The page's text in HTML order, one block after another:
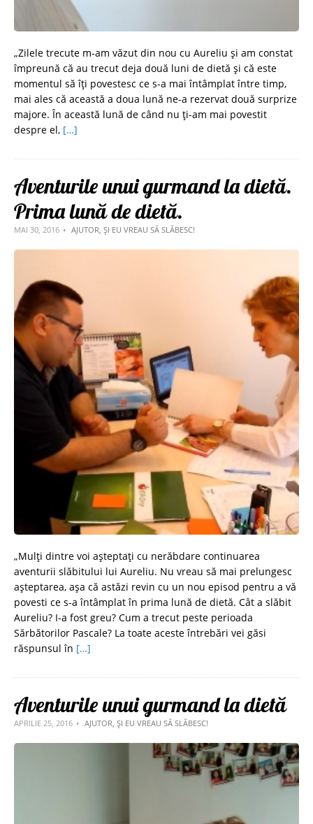
„Zilele trecute m-am văzut din nou cu Aureliu și am constat
împreună că au trecut deja două luni de dietă și că este
momentul să îți povestesc ce s-a mai întâmplat între timp,
mai ales că această a doua lună ne-a rezervat două surprize
majore. În această lună de când nu ți-am mai povestit
despre el, […]
Aventurile unui gurmand la dietă.
Prima lună de dietă.
MAI 30, 2016 AJUTOR, ȘI EU VREAU SĂ SLĂBESC!
„Mulți dintre voi așteptați cu nerăbdare continuarea
aventurii slăbitului lui Aureliu. Nu vreau să mai prelungesc
așteptarea, așa că astăzi revin cu un nou episod pentru a vă
povesti ce s-a întâmplat în prima lună de dietă. Cât a slăbit
Aureliu? I-a fost greu? Cum a trecut peste perioada
Sărbătorilor Pascale? La toate aceste întrebări vei găsi
răspunsul în […]
Aventurile unui gurmand la dietă
APRILIE 25, 2016 AJUTOR, ȘI EU VREAU SĂ SLĂBESC!